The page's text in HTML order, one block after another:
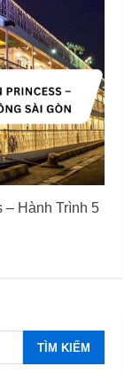
– Hành Trình 5